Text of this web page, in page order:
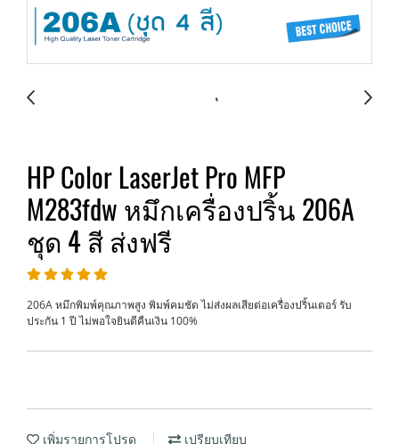
HP Color LaserJet Pro MFP
M283fdw หมึกเครื่องปริ้น 206A
ชุด 4 สี ส่งฟรี
206A หมึกพิมพ์คุณภาพสูง พิมพ์คมชัด ไม่ส่งผลเสียต่อเครื่องปริ้นเตอร์ รับ
ประกัน 1 ปี ไม่พอใจยินดีคืนเงิน 100%
เพิ่มรายการโปรด เปรียบเทียบ